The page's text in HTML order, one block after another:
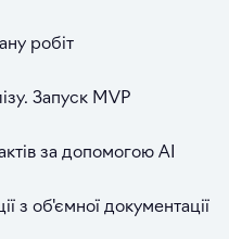
робіт
Запуск MVP
за допомогою АІ
з об'ємної документації